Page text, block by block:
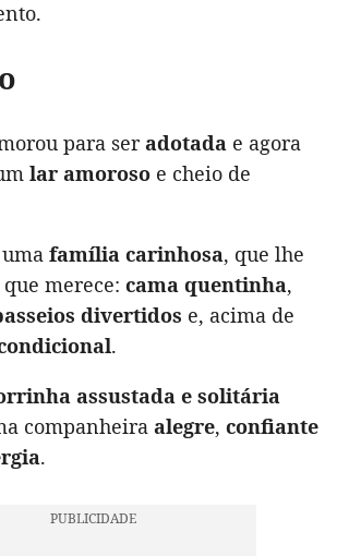
para seradotada e agora
lar amoroso e cheio de
família carinhosa, que lhe
merece: cama quentinha,
divertidos e, acima de
.
assustada e solitária
companheira alegre, confiante
.